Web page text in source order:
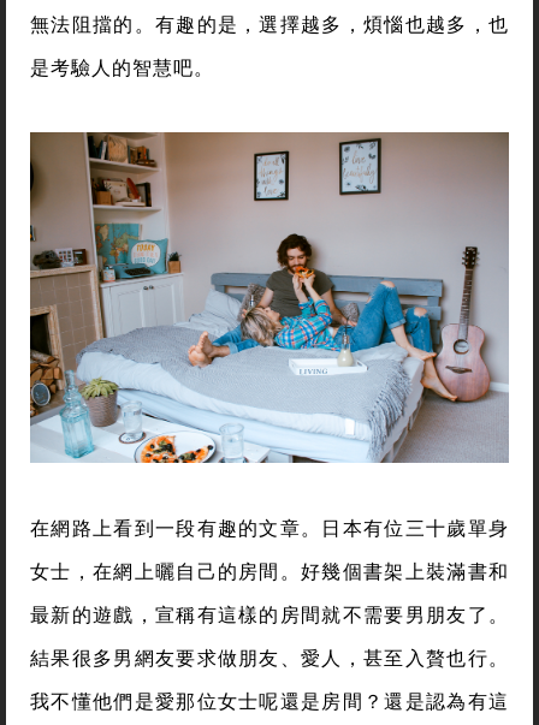
無法阻擋的。有趣的是，選擇越多，煩惱也越多，也
是考驗人的智慧吧。
在網路上看到一段有趣的文章。日本有位三十歲單身
女士，在網上曬自己的房間。好幾個書架上裝滿書和
最新的遊戲，宣稱有這樣的房間就不需要男朋友了。
結果很多男網友要求做朋友、愛人，甚至入贅也行。
我不懂他們是愛那位女士呢還是房間？還是認為有這